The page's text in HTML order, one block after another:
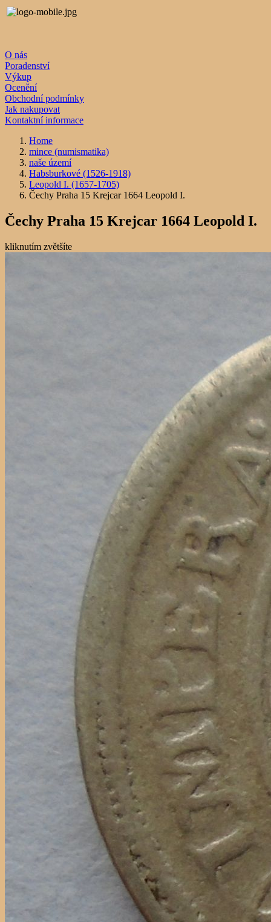
O nás
Poradenství
Výkup
Ocenění
Obchodní podmínky
Jak nakupovat
Kontaktní informace
Home
mince (numismatika)
naše území
Habsburkové (1526-1918)
Leopold I. (1657-1705)
Čechy Praha 15 Krejcar 1664 Leopold I.
Čechy Praha 15 Krejcar 1664 Leopold I.
kliknutím zvětšíte